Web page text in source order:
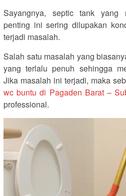
Sayangnya, septic tank yang
penting ini sering dilupakan
terjadi masalah.
Salah satu masalah yang
yang terlalu penuh sehingga
Jika masalah ini terjadi, maka
wc buntu di Pagaden Barat –
professional.